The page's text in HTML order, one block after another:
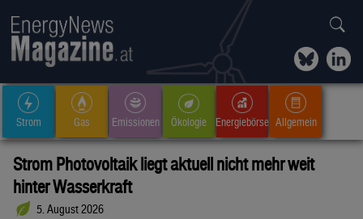
Strom Gas Emissionen Ökologie Energiebörse Allgemein
Strom Photovoltaik liegt aktuell nicht mehr weit
hinter Wasserkraft
5. August 2026